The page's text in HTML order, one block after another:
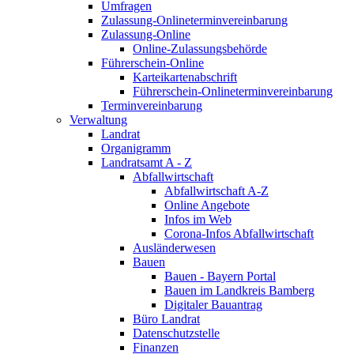
Umfragen
Zulassung-Onlineterminvereinbarung
Zulassung-Online
Online-Zulassungsbehörde
Führerschein-Online
Karteikartenabschrift
Führerschein-Onlineterminvereinbarung
Terminvereinbarung
Verwaltung
Landrat
Organigramm
Landratsamt A - Z
Abfallwirtschaft
Abfallwirtschaft A-Z
Online Angebote
Infos im Web
Corona-Infos Abfallwirtschaft
Ausländerwesen
Bauen
Bauen - Bayern Portal
Bauen im Landkreis Bamberg
Digitaler Bauantrag
Büro Landrat
Datenschutzstelle
Finanzen